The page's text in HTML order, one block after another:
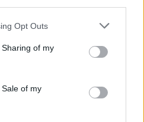
app uses one or more Google
behaviour. You may click to
and its third-party tags to
purposes in below Google
Opt Outs
of my
of myστο δρόμο για το
Καρυστιανού - Στον